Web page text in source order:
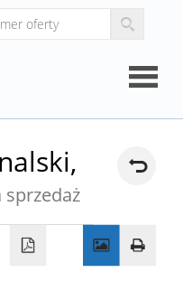
firmie
sprzedaż